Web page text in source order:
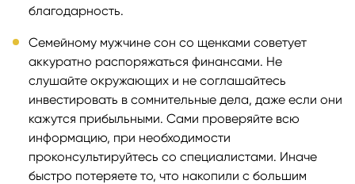
благодарность.
Семейному мужчине сон со щенками советует
аккуратно распоряжаться финансами. Не
слушайте окружающих и не соглашайтесь
инвестировать в сомнительные дела, даже если они
кажутся прибыльными. Сами проверяйте всю
информацию, при необходимости
проконсультируйтесь со специалистами. Иначе
быстро потеряете то, что накопили с большим